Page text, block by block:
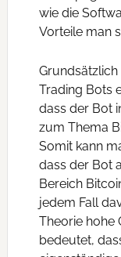
wie die
Vorteile man
Trading Bots
dass der Bot
zum Thema
Somit kann
dass der Bot
Bereich
jedem Fall
Theorie hohe
bedeutet,